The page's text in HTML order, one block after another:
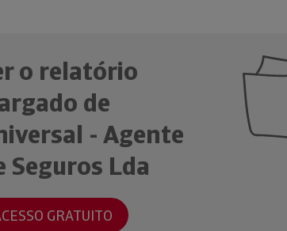
o relatório
de
- Agente
Seguros Lda
GRATUITO